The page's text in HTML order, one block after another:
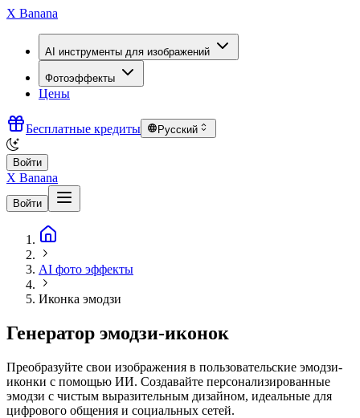
X Banana
AI инструменты для изображений
Фотоэффекты
Цены
Бесплатные кредиты Русский
Войти
X Banana
Войти
AI фото эффекты
Иконка эмодзи
Генератор эмодзи-иконок
Преобразуйте свои изображения в пользовательские эмодзи-
иконки с помощью ИИ. Создавайте персонализированные
эмодзи с чистым выразительным дизайном, идеальные для
цифрового общения и социальных сетей.